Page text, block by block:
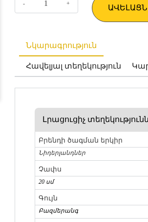
Նկարագրություն
Հավելյալ տեղեկություն
Լրացուցիչ
Բրենդի ծագման երկիր
Նիդերլանդներ
Չափս
20 սմ
Գույն
Բազմերանգ